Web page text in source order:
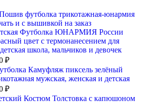
Футболка ЮНАРМИЯ России
цвет с термонанесением для
школа, мальчиков и девочек
₽
Камуфляж пиксель зелёный
мужская, женская и детская
₽
Костюм Толстовка с капюшоном